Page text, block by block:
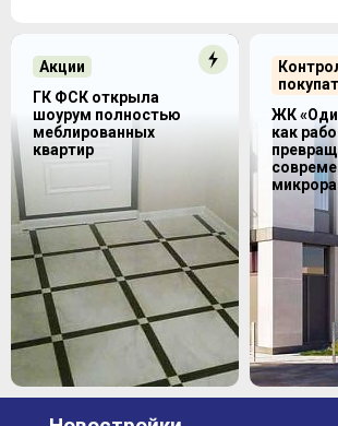
ЖК
как
Акции
ГК ФСК открыла
шоурум полностью
меблированных
квартир